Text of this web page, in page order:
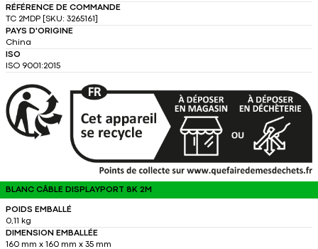
RÉFÉRENCE DE COMMANDE
TC 2MDP [SKU: 3265161]
PAYS D'ORIGINE
China
ISO
ISO 9001:2015
BLANC CÂBLE DISPLAYPORT 8K 2M
POIDS EMBALLÉ
0,11 kg
DIMENSION EMBALLÉE
160 mm x 160 mm x 35 mm